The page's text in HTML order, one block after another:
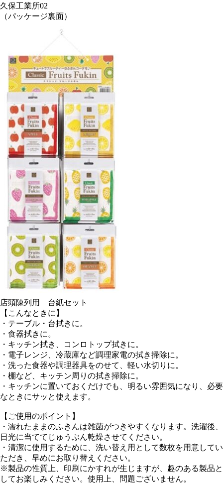
（パッケージ裏面）
店頭陳列用 台紙セット
【こんなときに】
・テーブル・台拭きに。
・食器拭きに。
・キッチン拭き、コンロトップ拭きに。
・電子レンジ、冷蔵庫など調理家電の拭き掃除に。
・洗った食器や調理器具をのせて、軽い水切りに。
・棚など、キッチン周りの拭き掃除に。
・キッチンに置いておくだけでも、明るい雰囲気になり、必要
なときにサッと使えます。
【ご使用のポイント】
・濡れたままのふきんは雑菌がつきやすくなります。洗濯後、
日光に当ててじゅうぶん乾燥させてください。
・清潔に使用するために、洗い替え用として数枚を用意してい
ただき、早めにお取り替えください。
※製品の性質上、印刷にかすれが生じますが、趣のある製品と
してお楽しみください。使用上、問題ございません。